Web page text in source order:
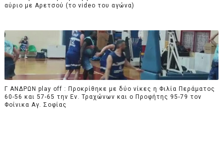
αύριο με Αρετσού (το video του αγώνα)
Γ ΑΝΔΡΩΝ play off : Προκρίθηκε με δύο νίκες η Φιλία Περάματος
60-56 και 57-65 την Εν. Τραχώνων και ο Προφήτης 95-79 τον
Φοίνικα Αγ. Σοφίας